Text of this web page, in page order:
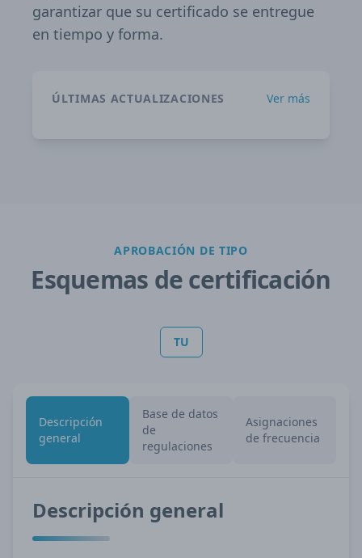
garantizar que su certificado se entregue
en tiempo y forma.
ÚLTIMAS ACTUALIZACIONES Ver más
APROBACIÓN DE TIPO
Esquemas de certificación
TU
Descripción
general
Base de datos
de
regulaciones
Asignaciones
de frecuencia
Descripción general